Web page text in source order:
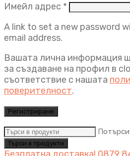
Имейл адрес *
A link to set a new password
email address.
Вашата лична информация
за създаване на профил в
съответствие с нашата
поверителност.
Регистриране